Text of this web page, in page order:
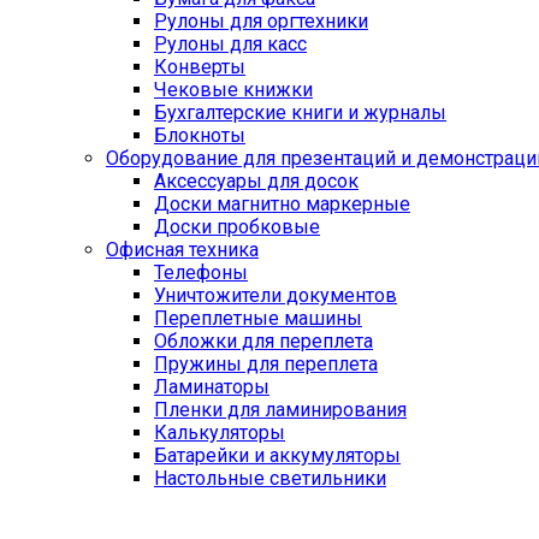
Рулоны для оргтехники
Рулоны для касс
Конверты
Чековые книжки
Бухгалтерские книги и журналы
Блокноты
Оборудование для презентаций и
Аксессуары для досок
Доски магнитно маркерные
Доски пробковые
Офисная техника
Телефоны
Уничтожители документов
Переплетные машины
Обложки для переплета
Пружины для переплета
Ламинаторы
Пленки для ламинирования
Калькуляторы
Батарейки и аккумуляторы
Настольные светильники